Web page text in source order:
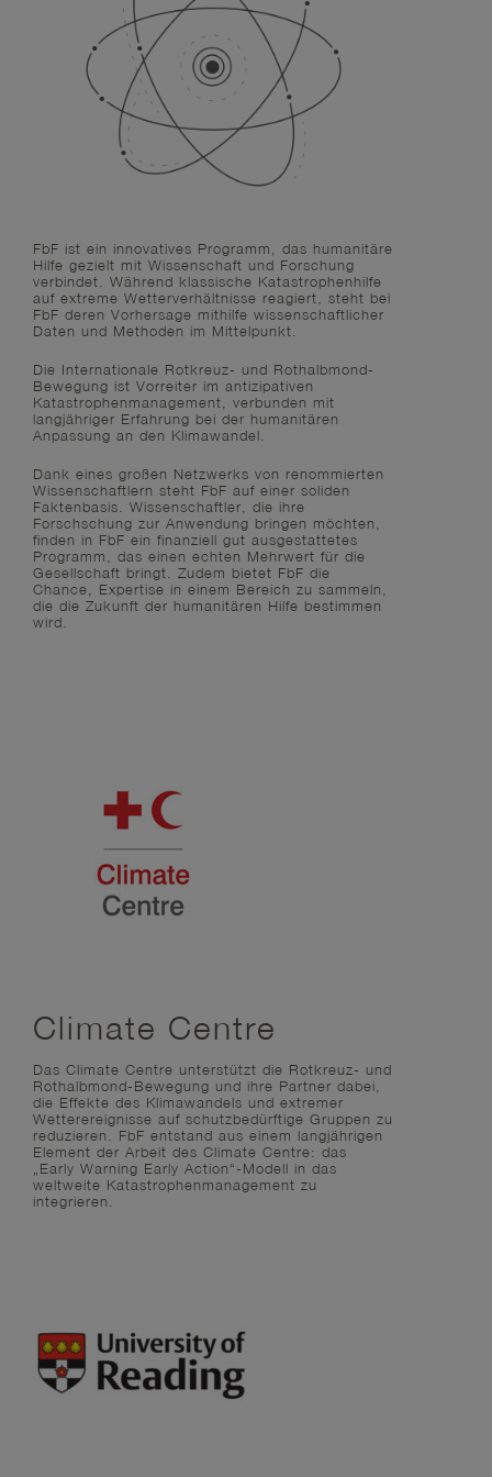
FbF ist ein innovatives Programm, das humanitäre
Hilfe gezielt mit Wissenschaft und Forschung
verbindet. Während klassische Katastrophenhilfe
auf extreme Wetterverhältnisse reagiert, steht bei
FbF deren Vorhersage mithilfe wissenschaftlicher
Daten und Methoden im Mittelpunkt.
Die Internationale Rotkreuz- und Rothalbmond-
Bewegung ist Vorreiter im antizipativen
Katastrophenmanagement, verbunden mit
langjähriger Erfahrung bei der humanitären
Anpassung an den Klimawandel.
Dank eines großen Netzwerks von renommierten
Wissenschaftlern steht FbF auf einer soliden
Faktenbasis. Wissenschaftler, die ihre
Forschschung zur Anwendung bringen möchten,
finden in FbF ein finanziell gut ausgestattetes
Programm, das einen echten Mehrwert für die
Gesellschaft bringt. Zudem bietet FbF die
Chance, Expertise in einem Bereich zu sammeln,
die die Zukunft der humanitären Hilfe bestimmen
wird.
Climate Centre
Das Climate Centre unterstützt die Rotkreuz- und
Rothalbmond-Bewegung und ihre Partner dabei,
die Effekte des Klimawandels und extremer
Wetterereignisse auf schutzbedürftige Gruppen zu
reduzieren. FbF entstand aus einem langjährigen
Element der Arbeit des Climate Centre: das
„Early Warning Early Action“-Modell in das
weltweite Katastrophenmanagement zu
integrieren.